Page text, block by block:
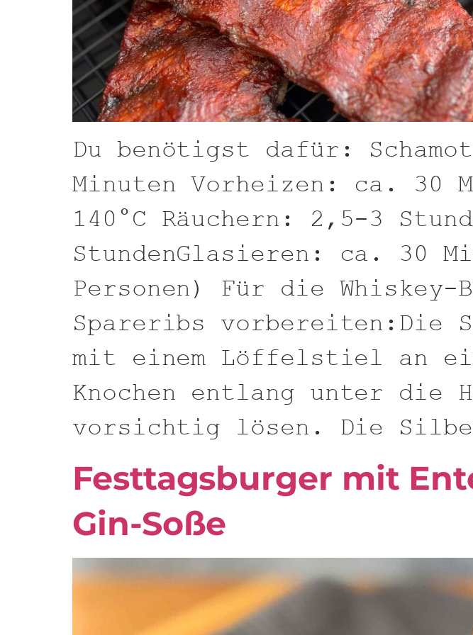
Du benötigst dafür:
Minuten Vorheizen: ca. 30
140°C Räuchern: 2,5-3
StundenGlasieren: ca. 30
Personen) Für die Whiskey-
Spareribs vorbereiten:Die
mit einem Löffelstiel an
Knochen entlang unter die
vorsichtig lösen. Die
Festtagsburger mit
Gin-Soße